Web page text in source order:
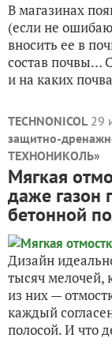
В магазинах
(если не
вносить ее в
состав почвы…
и на каких
TECHNONICOL 29
защитно-
ТЕХНОНИКОЛЬ»
Мягкая
даже газон
бетонной
Дизайн
тысяч мелочей,
из них —
каждый
полосой. И что